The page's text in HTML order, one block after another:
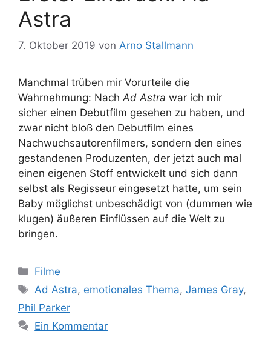
Astra
7. Oktober 2019 von Arno Stallmann
Manchmal trüben mir Vorurteile die
Wahrnehmung: NachAd Astra war ich mir
sicher einen Debutfilm gesehen zu haben, und
zwar nicht bloß den Debutfilm eines
Nachwuchsautorenfilmers, sondern den eines
gestandenen Produzenten, der jetzt auch mal
einen eigenen Stoff entwickelt und sich dann
selbst als Regisseur eingesetzt hatte, um sein
Baby möglichst unbeschädigt von (dummen wie
klugen) äußeren Einflüssen auf die Welt zu
bringen.
Kategorien
Filme
Schlagwörter
Ad Astra, emotionales Thema,James Gray,
Phil Parker
Ein Kommentar